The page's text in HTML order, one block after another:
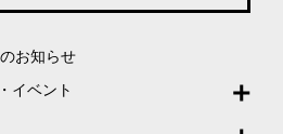
お知らせ
イベント